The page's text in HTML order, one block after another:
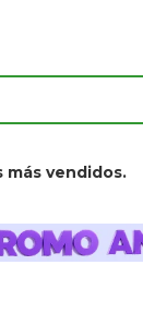
más vendidos.